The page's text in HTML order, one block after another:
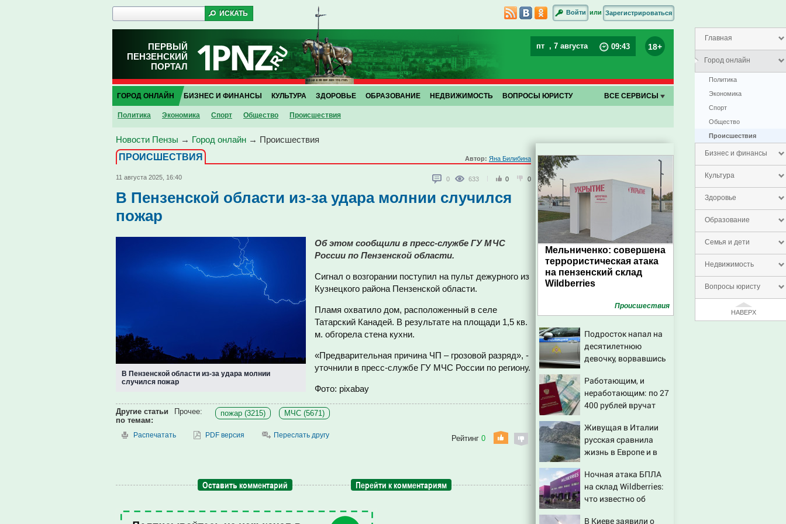
Главная
Город онлайн
Политика
Экономика
Спорт
Общество
Проиcшествия
Бизнес и финансы
Культура
Здоровье
Образование
Семья и дети
Недвижимость
Вопросы юристу
НАВЕРХ
Войти или Зарегистрироваться
ПЕРВЫЙ
ПЕНЗЕНСКИЙ
ПОРТАЛ
пт , 7 августа 09:43 18+
ГОРОД ОНЛАЙН
Политика Экономика Спорт Общество Проиcшествия
БИЗНЕС И ФИНАНСЫ КУЛЬТУРА ЗДОРОВЬЕ ОБРАЗОВАНИЕ НЕДВИЖИМОСТЬ ВОПРОСЫ ЮРИСТУ ВСЕ СЕРВИСЫ
Новости Пензы → Город онлайн → Проиcшествия
ПРОИCШЕСТВИЯ
Автор: Яна Билибина
11 августа 2025, 16:40 0 633 0 0
В Пензенской области из-за удара молнии случился
пожар
В Пензенской области из-за удара молнии
случился пожар
Об этом сообщили в пресс-службе ГУ МЧС
России по Пензенской области.
Сигнал о возгорании поступил на пульт дежурного из
Кузнецкого района Пензенской области.
Пламя охватило дом, расположенный в селе
Татарский Канадей. В результате на площади 1,5 кв.
м. обгорела стена кухни.
«Предварительная причина ЧП – грозовой разряд», -
уточнили в пресс-службе ГУ МЧС России по региону.
Фото: pixabay
Другие статьи
по темам:
Прочее: пожар (3215) МЧС (5671)
Распечатать PDF версия Переслать другу Рейтинг 0
Оставить комментарий Перейти к комментариям
Мельниченко: совершена
террористическая атака
на пензенский склад
Wildberries
Проиcшествия
Подросток напал на
десятилетнюю
девочку, ворвавшись
Работающим, и
неработающим: по 27
400 рублей вручат
сентябре -
PrimaMedia.ru
Живущая в Италии
русская сравнила
жизнь в Европе и в
Ночная атака БПЛА
на склад Wildberries:
что известно об
В Киеве заявили о